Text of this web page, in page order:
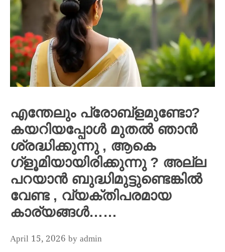
എന്തേലും പ്രോബ്ളമുണ്ടോ?
കയറിയപ്പോൾ മുതൽ ഞാൻ
ശ്രദ്ധിക്കുന്നു , ആകെ
ഗ്ളൂമിയായിരിക്കുന്നു ? അല്ല
പറയാൻ ബുദ്ധിമുട്ടുണ്ടെങ്കിൽ
വേണ്ട , വ്യക്തിപരമായ
കാര്യങ്ങൾ……
April 15, 2026 by admin